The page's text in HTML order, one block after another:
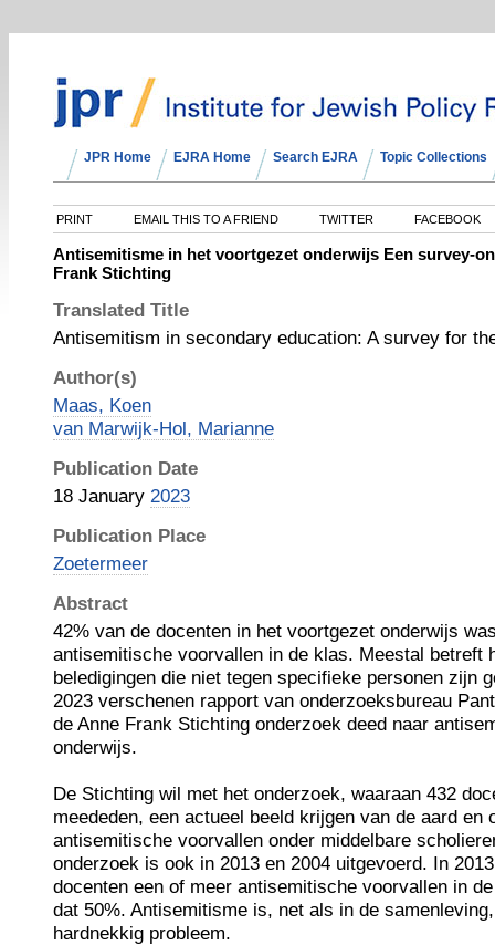
JPR Home EJRA Home Search EJRA Topic Collections
PRINT EMAIL THIS TO A FRIEND TWITTER FACEBOOK
Antisemitisme in het voortgezet onderwijs Een survey-
Frank Stichting
Translated Title
Antisemitism in secondary education: A survey for
Author(s)
Maas, Koen
van Marwijk-Hol, Marianne
Publication Date
18 January 2023
Publication Place
Zoetermeer
Abstract
42% van de docenten in het voortgezet onderwijs
antisemitische voorvallen in de klas. Meestal betreft
beledigingen die niet tegen specifieke personen zijn
2023 verschenen rapport van onderzoeksbureau
de Anne Frank Stichting onderzoek deed naar
onderwijs.
De Stichting wil met het onderzoek, waaraan 432
meededen, een actueel beeld krijgen van de aard en
antisemitische voorvallen onder middelbare
onderzoek is ook in 2013 en 2004 uitgevoerd. In
docenten een of meer antisemitische voorvallen in
dat 50%. Antisemitisme is, net als in de
hardnekkig probleem.